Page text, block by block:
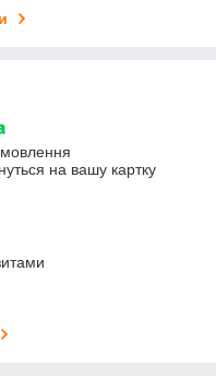
на вашу картку